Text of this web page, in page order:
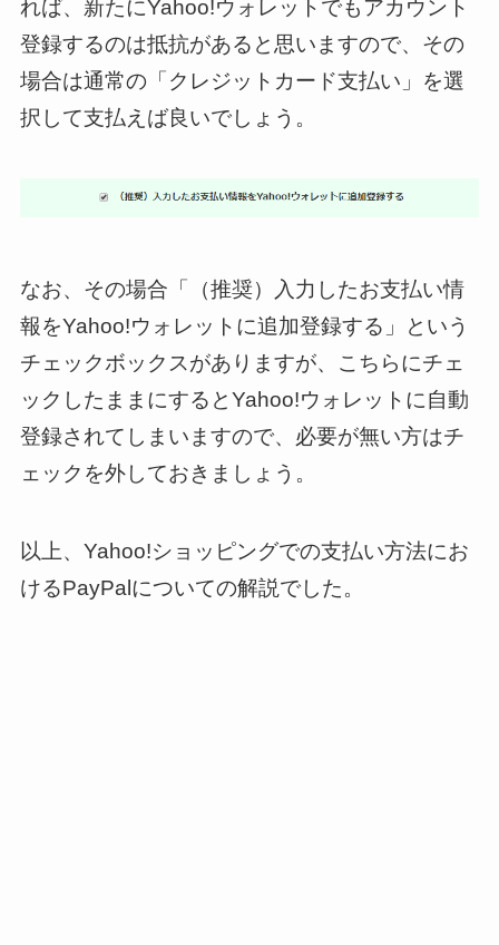
れば、新たにYahoo!ウォレットでもアカウント
登録するのは抵抗があると思いますので、その
場合は通常の「クレジットカード支払い」を選
択して支払えば良いでしょう。
なお、その場合「（推奨）入力したお支払い情
報をYahoo!ウォレットに追加登録する」という
チェックボックスがありますが、こちらにチェ
ックしたままにするとYahoo!ウォレットに自動
登録されてしまいますので、必要が無い方はチ
ェックを外しておきましょう。
以上、Yahoo!ショッピングでの支払い方法にお
けるPayPalについての解説でした。